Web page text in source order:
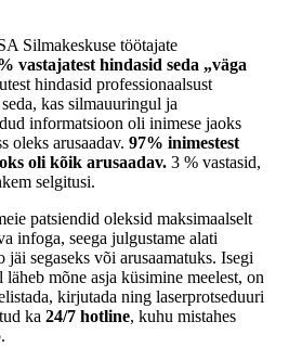
Silmakeskuse töötajate
vastajatest hindasid seda „väga
hindasid professionaalsust
kas silmauuringul ja
informatsioon oli inimese jaoks
oleks arusaadav. 97% inimestest
oli kõik arusaadav. 3 % vastasid,
selgitusi.
patsiendid oleksid maksimaalselt
infoga, seega julgustame alati
segaseks või arusaamatuks. Isegi
mõne asja küsimine meelest, on
kirjutada ning laserprotseduuri
ka 24/7 hotline, kuhu mistahes